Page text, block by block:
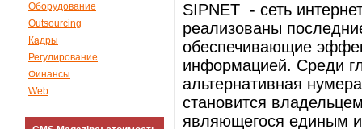
Оборудование
Outsourcing
Кадры
Регулирование
Финансы
Web
SIPNET - сеть
реализованы
обеспечивающие
информацией. Среди
альтернативная
становится
являющегося единым